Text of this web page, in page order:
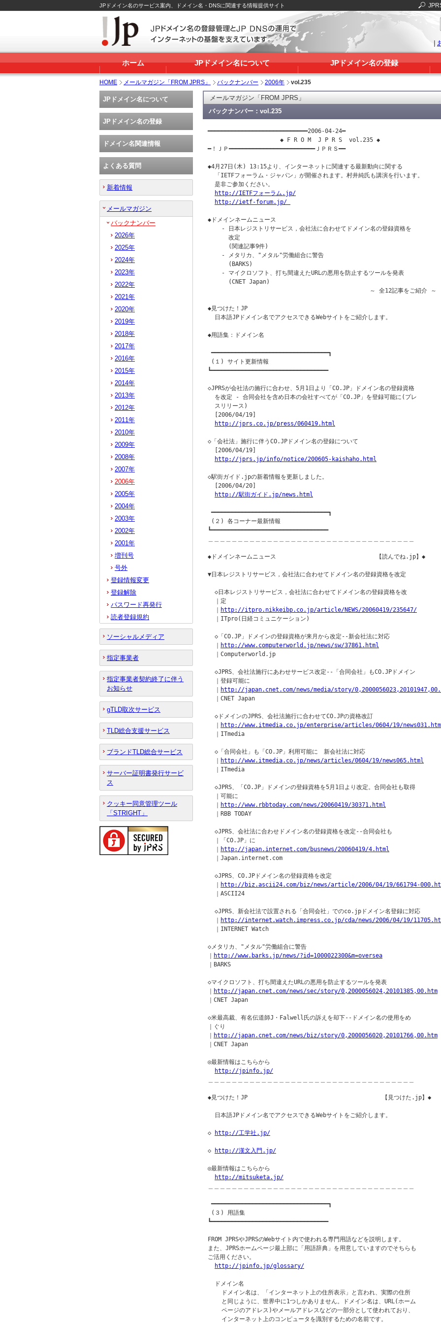
JPドメイン名のサービス案内、ドメイン名・DNSに関連する情報提供サイト
|
ホーム JPドメイン名について JPドメイン名の登録
HOME メールマガジン「FROM JPRS」 バックナンバー 2006年 vol.235
メールマガジン「FROM JPRS」
バックナンバー：vol.235
━━━━━━━━━━━━━━━━━━━━━━━━━━━━━2006-04-24━
                     ◆ F R O M  J P R S  vol.235 ◆
━！ＪＰ━━━━━━━━━━━━━━━━━━━━━━━━━ＪＰＲＳ━━
◆4月27日(木) 13:15より、インターネットに関連する最新動向に関する
  「IETFフォーラム・ジャパン」が開催されます。村井純氏も講演を行います。
  是非ご参加ください。
http://IETFフォーラム.jp/
http://ietf-forum.jp/
◆ドメインネームニュース
    - 日本レジストリサービス，会社法に合わせてドメイン名の登録資格を
      改定
      (関連記事9件)
    - メタリカ、"メタル"労働組合に警告
      (BARKS)
    - マイクロソフト、打ち間違えたURLの悪用を防止するツールを発表
      (CNET Japan)
                                               ～ 全12記事をご紹介 ～
◆見つけた！JP
  日本語JPドメイン名でアクセスできるWebサイトをご紹介します。
◆用語集：ドメイン名
━━━━━━━━━━━━━━━━━━━━━━━━━━━━━━━━━━┓
(１) サイト更新情報
┗━━━━━━━━━━━━━━━━━━━━━━━━━━━━━━━━━━
◇JPRSが会社法の施行に合わせ、5月1日より「CO.JP」ドメイン名の登録資格
  を改定 - 合同会社を含め日本の会社すべてが「CO.JP」を登録可能に(プレ
  スリリース)
  [2006/04/19]
http://jprs.co.jp/press/060419.html
◇「会社法」施行に伴うCO.JPドメイン名の登録について
  [2006/04/19]
http://jprs.jp/info/notice/200605-kaishaho.html
◇駅街ガイド.jpの新着情報を更新しました。
  [2006/04/20]
http://駅街ガイド.jp/news.html
━━━━━━━━━━━━━━━━━━━━━━━━━━━━━━━━━━┓
(２) 各コーナー最新情報
┗━━━━━━━━━━━━━━━━━━━━━━━━━━━━━━━━━━
◆ドメインネームニュース                             【読んでね.jp】◆
▼日本レジストリサービス，会社法に合わせてドメイン名の登録資格を改定
  ◇日本レジストリサービス，会社法に合わせてドメイン名の登録資格を改
  ｜定
http://itpro.nikkeibp.co.jp/article/NEWS/20060419/235647/
  ｜ITpro(日経コミュニケーション)
  ◇「CO.JP」ドメインの登録資格が来月から改定--新会社法に対応
http://www.computerworld.jp/news/sw/37861.html
  ｜Computerworld.jp
  ◇JPRS、会社法施行にあわせサービス改定--「合同会社」もCO.JPドメイン
  ｜登録可能に
http://japan.cnet.com/news/media/story/
  ｜CNET Japan
  ◇ドメインのJPRS、会社法施行に合わせてCO.JPの資格改訂
http://www.itmedia.co.jp/enterprise/articles/0604/19/
  ｜ITmedia
  ◇「合同会社」も「CO.JP」利用可能に　新会社法に対応
http://www.itmedia.co.jp/news/articles/0604/19/news065.html
  ｜ITmedia
  ◇JPRS、「CO.JP」ドメインの登録資格を5月1日より改定。合同会社も取得
  ｜可能に
http://www.rbbtoday.com/news/20060419/30371.html
  ｜RBB TODAY
  ◇JPRS、会社法に合わせドメイン名の登録資格を改定--合同会社も
  ｜「CO.JP」に
http://japan.internet.com/busnews/20060419/4.html
  ｜Japan.internet.com
  ◇JPRS、CO.JPドメイン名の登録資格を改定
http://biz.ascii24.com/biz/news/article/2006/04/19/661794-
  ｜ASCII24
  ◇JPRS、新会社法で設置される「合同会社」でのco.jpドメイン名登録に対応
http://internet.watch.impress.co.jp/cda/news/2006/04/19/
  ｜INTERNET Watch
◇メタリカ、"メタル"労働組合に警告
http://www.barks.jp/news/?id=1000022300&m=oversea
｜BARKS
◇マイクロソフト、打ち間違えたURLの悪用を防止するツールを発表
http://japan.cnet.com/news/sec/story/0,2000056024,20101385,00.htm
｜CNET Japan
◇米最高裁、有名伝道師J・Falwell氏の訴えを却下--ドメイン名の使用をめ
｜ぐり
http://japan.cnet.com/news/biz/story/0,2000056020,20101766,00.htm
｜CNET Japan
◎最新情報はこちらから
http://jpinfo.jp/
◆見つけた！JP                                       【見つけた.jp】◆
  日本語JPドメイン名でアクセスできるWebサイトをご紹介します。
◇ http://工学社.jp/
◇ http://漢文入門.jp/
◎最新情報はこちらから
http://mitsuketa.jp/
━━━━━━━━━━━━━━━━━━━━━━━━━━━━━━━━━━┓
(３) 用語集
┗━━━━━━━━━━━━━━━━━━━━━━━━━━━━━━━━━━
FROM JPRSやJPRSのWebサイト内で使われる専門用語などを説明します。
また、JPRSホームページ最上部に「用語辞典」を用意していますのでそちらも
ご活用ください。
http://jpinfo.jp/glossary/
  ドメイン名
    ドメイン名は、「インターネット上の住所表示」と言われ、実際の住所
    と同じように、世界中に1つしかありません。ドメイン名は、URL(ホーム
    ページのアドレス)やメールアドレスなどの一部分として使われており、
    インターネット上のコンピュータを識別するための名前です。
JPドメイン名について
JPドメイン名の登録
ドメイン名関連情報
よくある質問
新着情報
メールマガジン
バックナンバー
2026年
2025年
2024年
2023年
2022年
2021年
2020年
2019年
2018年
2017年
2016年
2015年
2014年
2013年
2012年
2011年
2010年
2009年
2008年
2007年
2006年
2005年
2004年
2003年
2002年
2001年
増刊号
号外
登録情報変更
登録解除
パスワード再発行
読者登録規約
ソーシャルメディア
指定事業者
指定事業者契約終了に伴う
お知らせ
gTLD取次サービス
TLD総合支援サービス
ブランドTLD総合サービス
サーバー証明書発行サービ
ス
クッキー同意管理ツール
「STRIGHT」